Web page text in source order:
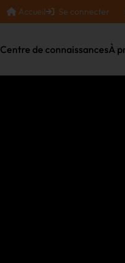
Accueil Se connecter
Centre de connaissancesÀ